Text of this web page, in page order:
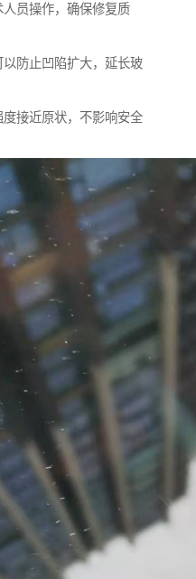
员操作，确保修复质
防止凹陷扩大，延长玻
接近原状，不影响安全